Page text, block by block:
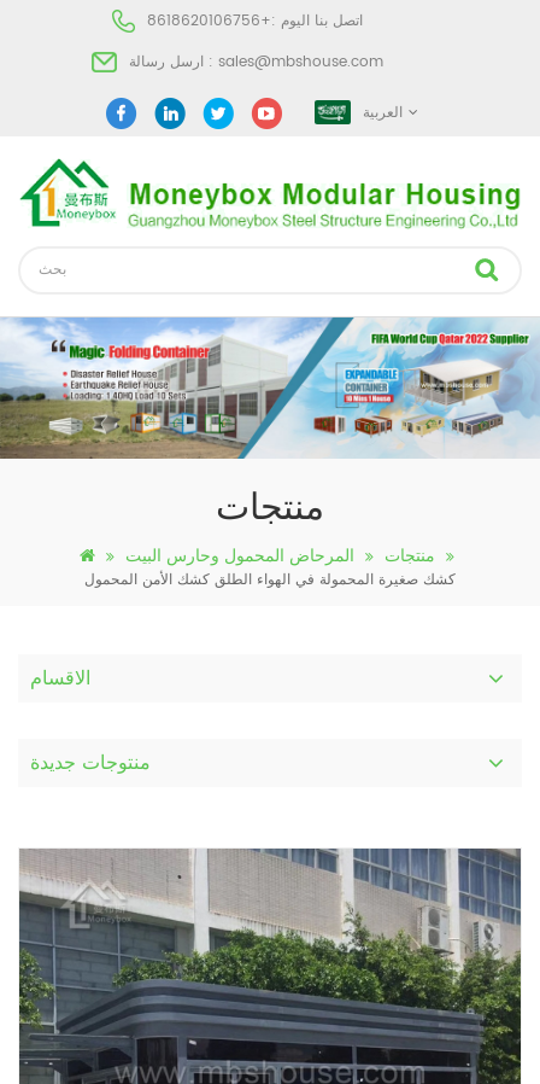
اتصل بنا اليوم :+8618620106756
ارسل رسالة : sales@mbshouse.com
العربية
منتجات
منتجات المرحاض المحمول وحارس البيت
كشك صغيرة المحمولة في الهواء الطلق كشك الأمن المحمول
الاقسام
منتوجات جديدة